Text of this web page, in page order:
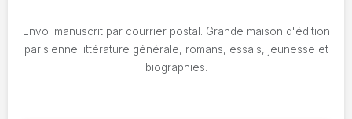
Envoi manuscrit par courrier postal. Grande maison d'édition
parisienne littérature générale, romans, essais, jeunesse et
biographies.